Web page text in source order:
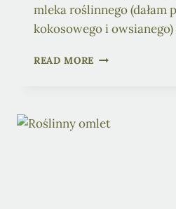
mleka roślinnego (dałam
kokosowego i
READ MORE NALEŚNIKI
Z
FASOLI